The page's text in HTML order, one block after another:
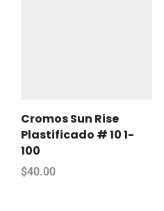
Cromos Sun Rise
Plastificado # 10 1-
100
$40.00